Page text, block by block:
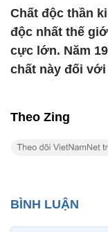
Chất độc thần
độc nhất thế
cực lớn. Năm
chất này đối
Theo Zing